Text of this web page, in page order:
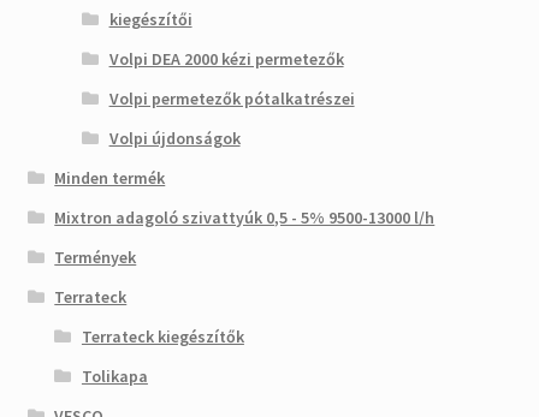
kiegészítői
Volpi DEA 2000 kézi permetezők
Volpi permetezők pótalkatrészei
Volpi újdonságok
Minden termék
Mixtron adagoló szivattyúk 0,5 - 5% 9500-13000 l/h
Termények
Terrateck
Terrateck kiegészítők
Tolikapa